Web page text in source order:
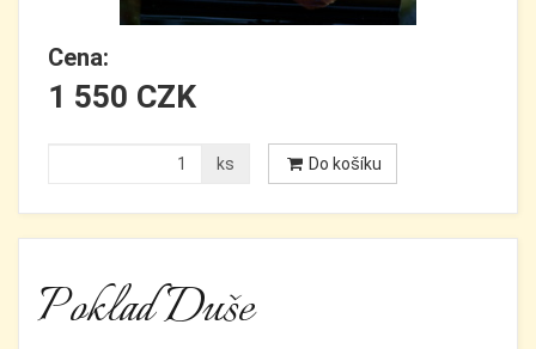
Cena:
1 550 CZK
ks Do košíku
Poklad Duše